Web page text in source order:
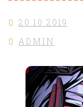
20.10.2019
ADMIN